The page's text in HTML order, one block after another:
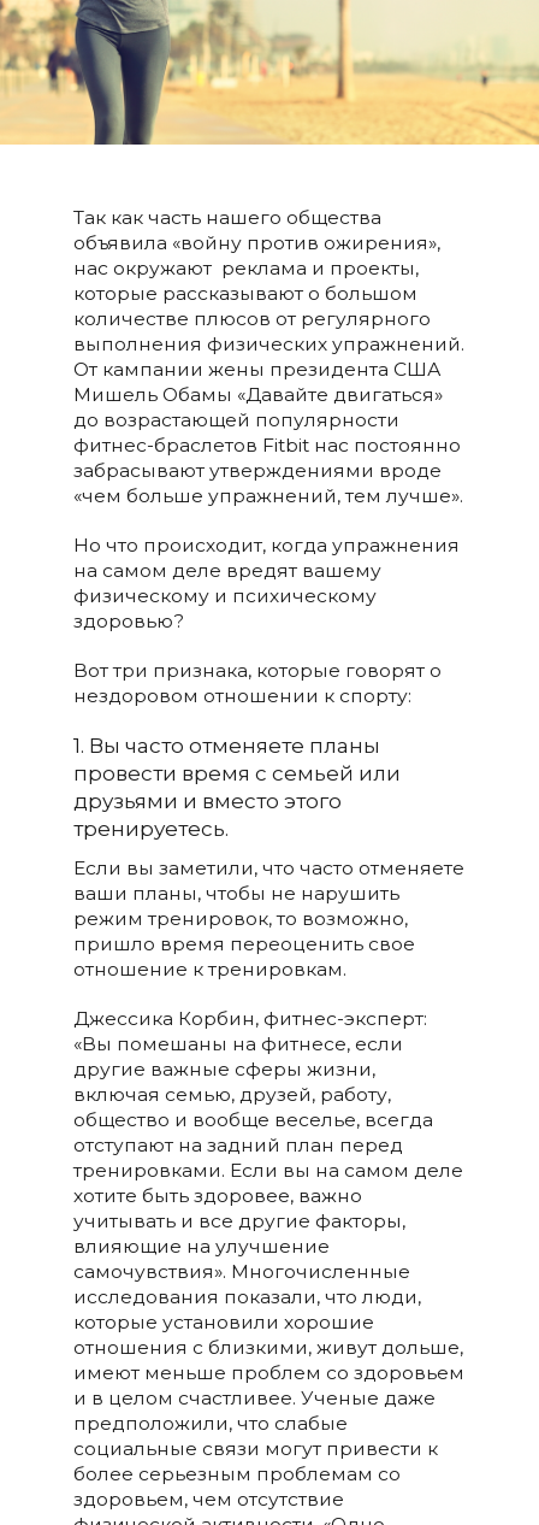
Так как часть нашего общества
объявила «войну против ожирения»,
нас окружают реклама и проекты,
которые рассказывают о большом
количестве плюсов от регулярного
выполнения физических упражнений.
От кампании жены президента США
Мишель Обамы «Давайте двигаться»
до возрастающей популярности
фитнес-браслетов Fitbit нас постоянно
забрасывают утверждениями вроде
«чем больше упражнений, тем лучше».
Но что происходит, когда упражнения
на самом деле вредят вашему
физическому и психическому
здоровью?
Вот три признака, которые говорят о
нездоровом отношении к спорту:
1. Вы часто отменяете планы
провести время с семьей или
друзьями и вместо этого
тренируетесь.
Если вы заметили, что часто отменяете
ваши планы, чтобы не нарушить
режим тренировок, то возможно,
пришло время переоценить свое
отношение к тренировкам.
Джессика Корбин, фитнес-эксперт:
«Вы помешаны на фитнесе, если
другие важные сферы жизни,
включая семью, друзей, работу,
общество и вообще веселье, всегда
отступают на задний план перед
тренировками. Если вы на самом деле
хотите быть здоровее, важно
учитывать и все другие факторы,
влияющие на улучшение
самочувствия». Многочисленные
исследования показали, что люди,
которые установили хорошие
отношения с близкими, живут дольше,
имеют меньше проблем со здоровьем
и в целом счастливее. Ученые даже
предположили, что слабые
социальные связи могут привести к
более серьезным проблемам со
здоровьем, чем отсутствие